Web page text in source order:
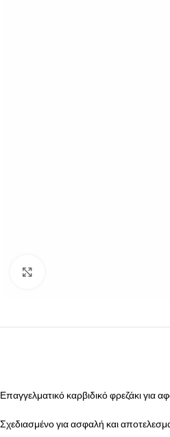
Επαγγελματικό καρβιδικό φρεζάκι για
Σχεδιασμένο για ασφαλή και